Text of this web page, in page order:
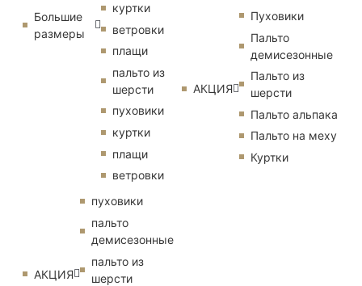
Большие
размеры
куртки
ветровки
плащи
пальто из
шерсти
пуховики
куртки
плащи
ветровки
АКЦИЯ
пуховики
пальто
демисезонные
пальто из
шерсти
АКЦИЯ
Пуховики
Пальто
демисезонные
Пальто из
шерсти
Пальто альпака
Пальто на меху
Куртки